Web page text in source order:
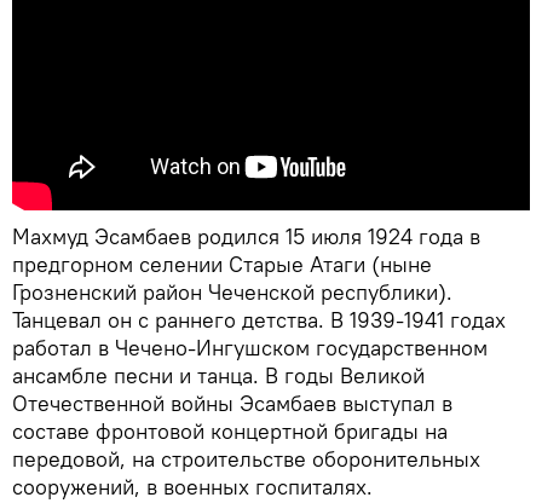
Махмуд Эсамбаев родился 15 июля 1924 года в
предгорном селении Старые Атаги (ныне
Грозненский район Чеченской республики).
Танцевал он с раннего детства. В 1939-1941 годах
работал в Чечено-Ингушском государственном
ансамбле песни и танца. В годы Великой
Отечественной войны Эсамбаев выступал в
составе фронтовой концертной бригады на
передовой, на строительстве оборонительных
сооружений, в военных госпиталях.